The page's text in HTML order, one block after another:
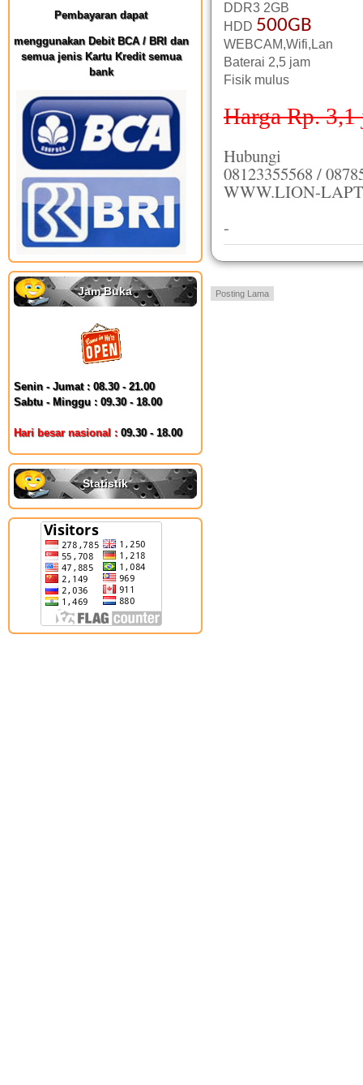
Pembayaran dapat
menggunakan Debit BCA / BRI dan
semua jenis Kartu Kredit semua
bank
Jam Buka
Senin - Jumat : 08.30 - 21.00
Sabtu - Minggu : 09.30 - 18.00
Hari besar nasional : 09.30 - 18.00
Statistik
DDR3 2GB
HDD 500GB
WEBCAM,Wifi,Lan
Baterai 2,5 jam
Fisik mulus
Harga Rp.
Hubungi
08123355568 /
WWW.LION-
-
Posting Lama